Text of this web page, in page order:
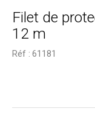
Filet de
12 m
Réf : 61181